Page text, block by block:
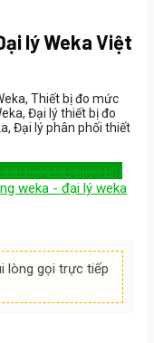
lý Weka Việt
Thiết bị đo mức
Đại lý thiết bị đo
Đại lý phân phối thiết
hàng tới chúng tôi)
weka - đại lý weka
lòng gọi trực tiếp